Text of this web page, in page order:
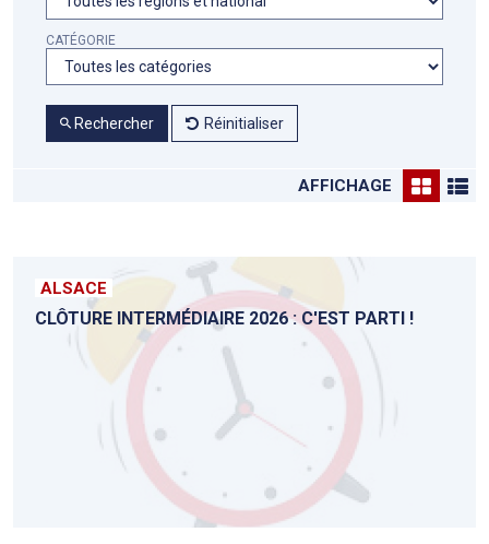
CATÉGORIE
Rechercher Réinitialiser
AFFICHAGE
ALSACE
CLÔTURE INTERMÉDIAIRE 2026 : C'EST PARTI !